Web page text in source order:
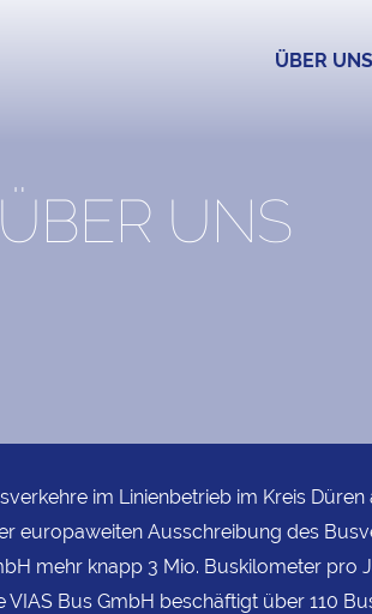
ÜBER UNS
ÜBER UNS
im Linienbetrieb im Kreis
europaweiten Ausschreibung des
mehr knapp 3 Mio. Buskilometer pro
Bus GmbH beschäftigt über 110